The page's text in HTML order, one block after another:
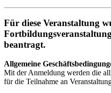
Für diese Veranstaltung
beantragt.
Allgemeine
Mit der Anmeldung werden die
für die Teilnahme an